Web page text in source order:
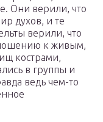
Они верили, что
духов, и те
верили, что
к живым,
кострами,
в группы и
ведь чем-то